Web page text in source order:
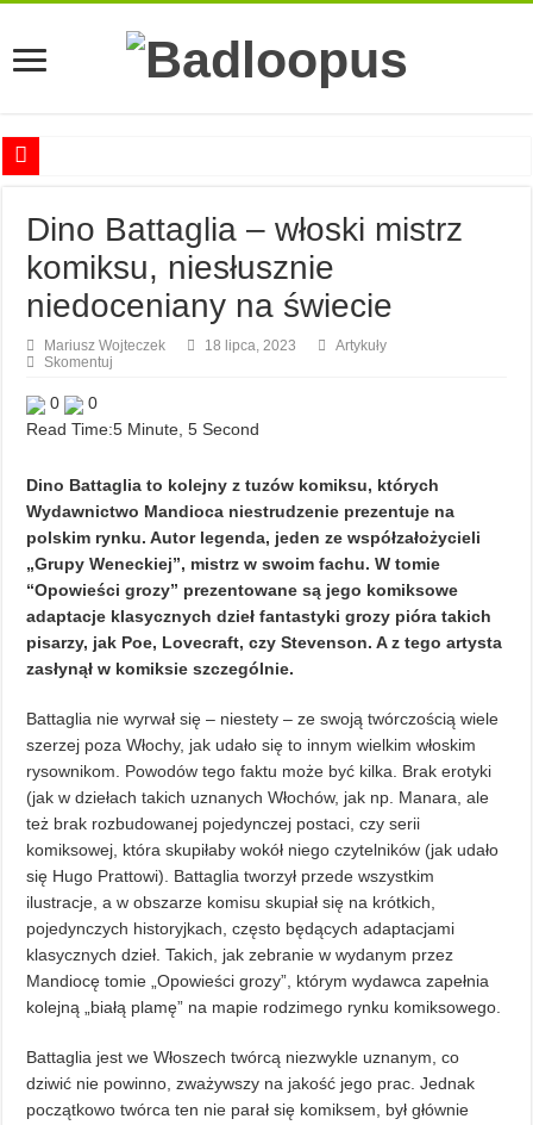
Najciekawsze książki o kobietach nauki
Najlepsze mangi dla dorosłych
Najciekawsze zapowiedzi komiksowe na 2023 rok
Dino Battaglia – włoski mistrz
komiksu, niesłusznie
niedoceniany na świecie
Mariusz Wojteczek 18 lipca, 2023
Artykuły
Skomentuj
0
0
Read Time:5 Minute, 5 Second
Dino Battaglia to kolejny z tuzów komiksu, których
Wydawnictwo Mandioca niestrudzenie prezentuje na
polskim rynku. Autor legenda, jeden ze współzałożycieli
„Grupy Weneckiej”, mistrz w swoim fachu. W tomie
“Opowieści grozy” prezentowane są jego komiksowe
adaptacje klasycznych dzieł fantastyki grozy pióra takich
pisarzy, jak Poe, Lovecraft, czy Stevenson. A z tego artysta
zasłynął w komiksie szczególnie.
Battaglia nie wyrwał się – niestety – ze swoją twórczością wiele
szerzej poza Włochy, jak udało się to innym wielkim włoskim
rysownikom. Powodów tego faktu może być kilka. Brak erotyki
(jak w dziełach takich uznanych Włochów, jak np. Manara, ale
też brak rozbudowanej pojedynczej postaci, czy serii
komiksowej, która skupiłaby wokół niego czytelników (jak udało
się Hugo Prattowi). Battaglia tworzył przede wszystkim
ilustracje, a w obszarze komisu skupiał się na krótkich,
pojedynczych historyjkach, często będących adaptacjami
klasycznych dzieł. Takich, jak zebranie w wydanym przez
Mandiocę tomie „Opowieści grozy”, którym wydawca zapełnia
kolejną „białą plamę” na mapie rodzimego rynku komiksowego.
Battaglia jest we Włoszech twórcą niezwykle uznanym, co
dziwić nie powinno, zważywszy na jakość jego prac. Jednak
początkowo twórca ten nie parał się komiksem, był głównie